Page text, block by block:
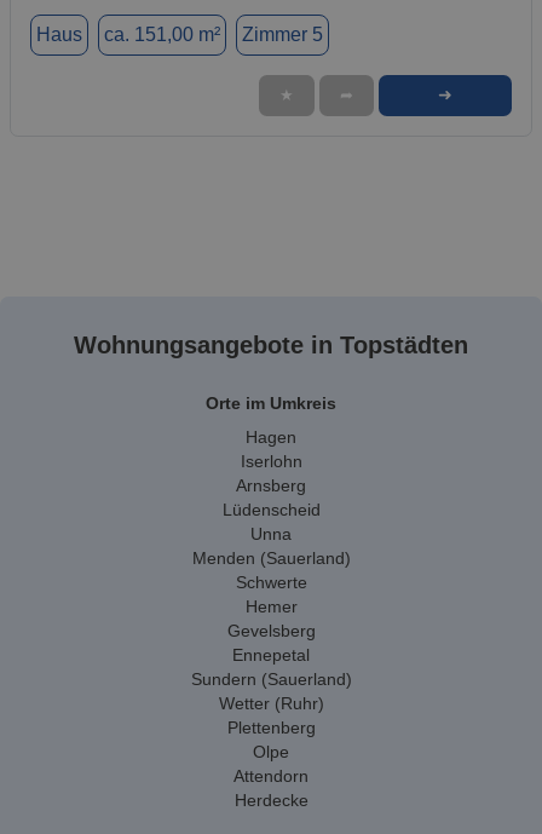
Haus ca. 151,00 m² Zimmer 5
★ ➦ ➜
Wohnungsangebote in Topstädten
Orte im Umkreis
Hagen
Iserlohn
Arnsberg
Lüdenscheid
Unna
Menden (Sauerland)
Schwerte
Hemer
Gevelsberg
Ennepetal
Sundern (Sauerland)
Wetter (Ruhr)
Plettenberg
Olpe
Attendorn
Herdecke